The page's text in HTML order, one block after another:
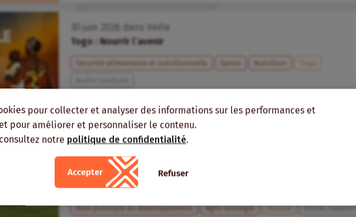
pour collecter et analyser des informations sur les performances et
pour améliorer et personnaliser le contenu.
notre politique de confidentialité.
Accepter Refuser
juin dans
Veille
Togo : Nourrir l’avenir
Sécurité alimentaire et nutritionnelle Genre Nutrition
Togo
5 juin2026dansVeille
Agroecology and Public Development Banks: Transforming
Development Finance for Equity and Resilience. Scoping Study
Report.
Aide publique au développement Agro-écologie Monde Etude, rapport